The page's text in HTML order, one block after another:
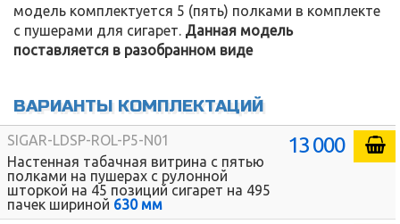
модель комплектуется 5 (пять) полками в комплекте
с пушерами для сигарет. Данная модель
поставляется в разобранном виде
ВАРИАНТЫ КОМПЛЕКТАЦИЙ
SIGAR-LDSP-ROL-P5-N01
Настенная табачная витрина с пятью
полками на пушерах с рулонной
шторкой на 45 позиций сигарет на 495
пачек шириной 630 мм
13 000